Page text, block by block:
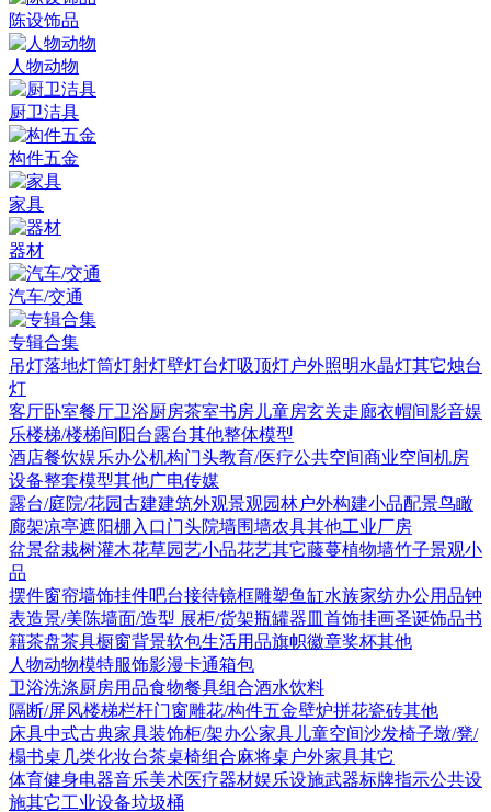
陈设饰品
人物动物
厨卫洁具
构件五金
家具
器材
汽车/交通
专辑合集
吊灯落地灯筒灯射灯壁灯台灯吸顶灯户外照明水晶灯其它烛台
灯
客厅卧室餐厅卫浴厨房茶室书房 儿童房玄关走廊衣帽间影音娱
乐楼梯/楼梯间 阳台露台其他整体模型
酒店餐饮娱乐办公机构门头教育/医疗公共空间商业空间机房
设备整套模型其他广电传媒
露台/庭院/花园古建建筑外观景观园林户外构建小品配景鸟瞰
廊架凉亭遮阳棚 入口门头院墙围墙农具其他工业厂房
盆景盆栽树灌木花草园艺小品花艺其它藤蔓植物墙竹子景观小
品
摆件窗帘墙饰挂件吧台接待镜框雕塑鱼缸水族家纺办公用品钟
表造景/美陈墙面/造型 展柜/货架瓶罐器皿 首饰挂画圣诞饰品书
籍茶盘茶具橱窗背景软包生活用品旗帜徽章奖杯其他
人物动物模特服饰影漫卡通箱包
卫浴洗涤厨房用品食物餐具组合酒水饮料
隔断/屏风楼梯栏杆门窗雕花/构件五金壁炉拼花瓷砖其他
床具中式古典家具装饰柜/架办公家具 儿童空间沙发椅子墩/凳/
榻书桌 几类化妆台茶桌椅组合麻将桌 户外家具其它
体育健身电器音乐美术医疗器材娱乐设施武器标牌指示公共设
施其它工业设备垃圾桶